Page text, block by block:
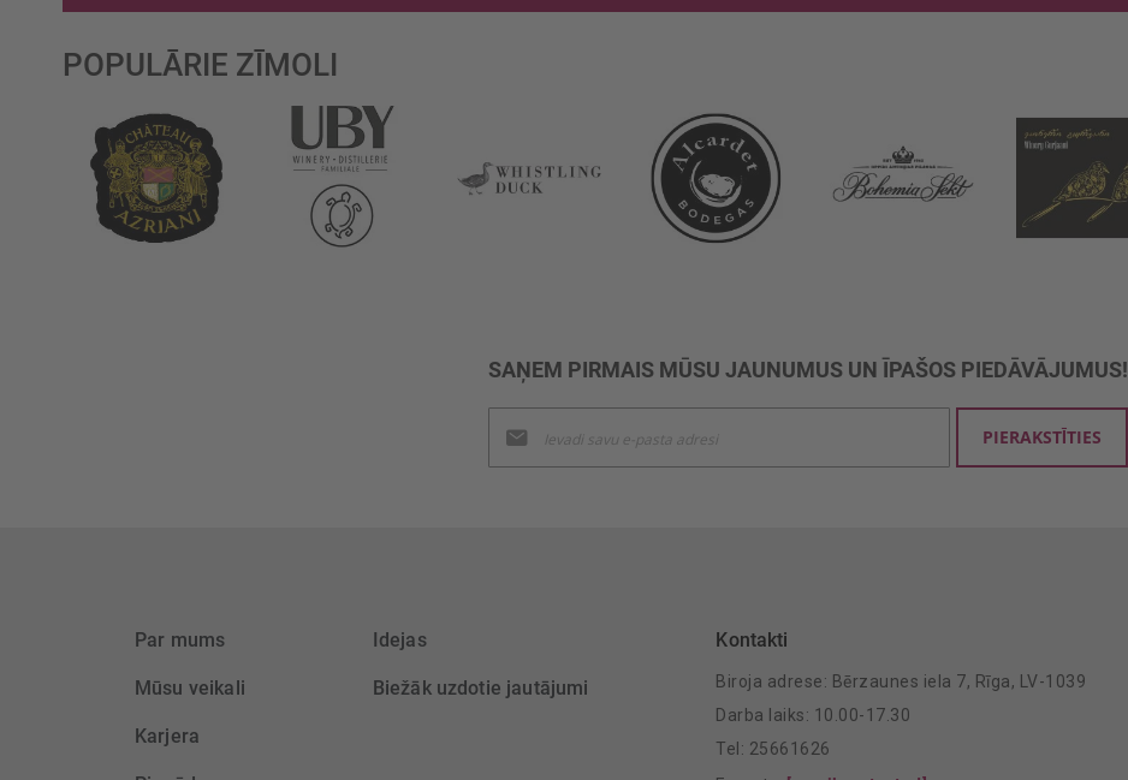
POPULĀRIE ZĪMOLI
SAŅEM PIRMAIS MŪSU JAUNUMUS UN ĪPAŠOS PIEDĀVĀJUMUS!
jaunumu
saņemšanai:
PIERAKSTĪTIES
Par mums
Mūsu veikali
Karjera
Idejas
Biežāk uzdotie jautājumi
Kontakti
Biroja adrese: Bērzaunes iela 7, Rīga, LV-1039
Darba laiks: 10.00-17.30
Tel: 25661626